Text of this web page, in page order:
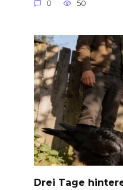
0 50
Drei Tage